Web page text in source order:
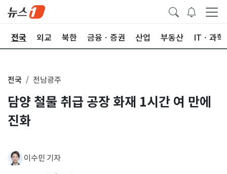
전국 외교 북한 금융ㆍ증권 산업 부동산 ITㆍ과학
전국 전남광주
담양 철물 취급 공장 화재 1시간 여 만에
진화
이수민 기자